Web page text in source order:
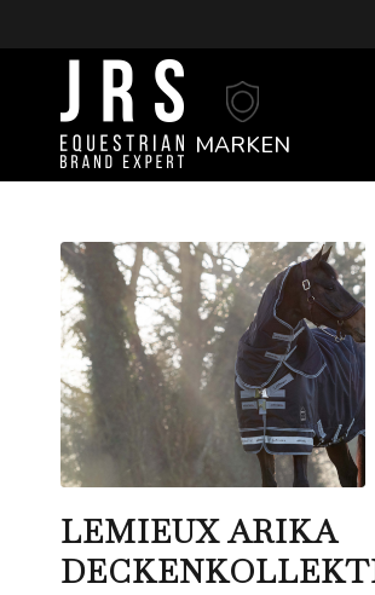
MARKEN
LEMIEUX ARIKA